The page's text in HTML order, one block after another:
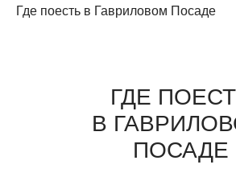
Где поесть в Гавриловом Посаде
ГДЕ
В
ПОСАДЕ